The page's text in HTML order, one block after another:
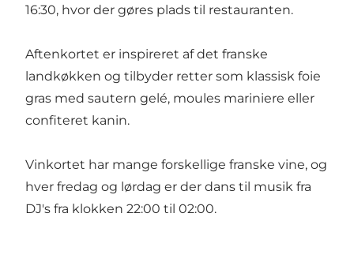
16:30, hvor der gøres plads til restauranten.
Aftenkortet er inspireret af det franske
landkøkken og tilbyder retter som klassisk foie
gras med sautern gelé, moules mariniere eller
confiteret kanin.
Vinkortet har mange forskellige franske vine, og
hver fredag og lørdag er der dans til musik fra
DJ's fra klokken 22:00 til 02:00.